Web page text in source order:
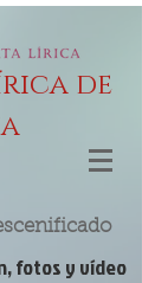
de
fotos y vídeo